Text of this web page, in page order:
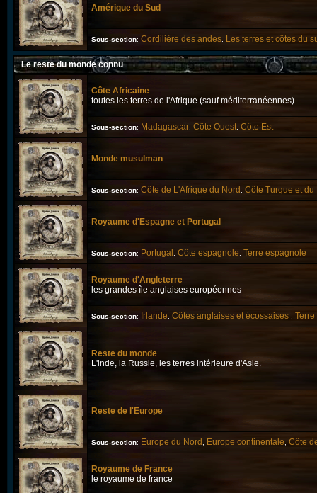
Amérique du Sud
Sous-section: Cordilière des andes Les terres et côtes du
Le reste du monde connu
Côte Africaine
toutes les terres de l'Afrique (sauf méditerranéennes)
Sous-section: Madagascar, Côte Ouest, Côte Est
Monde musulman
Sous-section: Côte de L'Afrique du Nord , Côte Turque et du
Royaume d'Espagne et Portugal
Sous-section: Portugal , Côte espagnole, Terre espagnole
Royaume d'Angleterre
les grandes île anglaises européennes
Sous-section: Irlande, Côtes anglaises et écossaises ,
Reste du monde
L'inde, la Russie, les terres intérieure d'Asie.
Reste de l'Europe
Sous-section: Europe du Nord , Europe continentale, Côte
Royaume de France
le royaume de france